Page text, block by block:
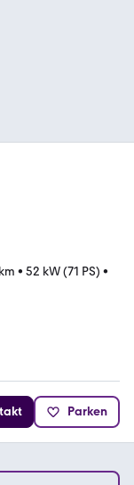
• 52 kW (71 PS) •
Parken